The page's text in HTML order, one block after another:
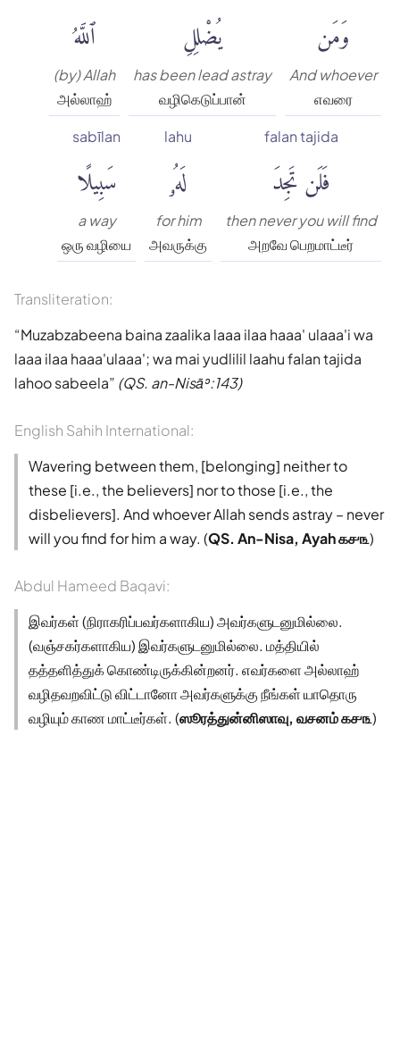
وَمَن
And whoever
எவரை
يُضْلِلِ
has been lead astray
வழிகெடுப்பான்
ٱللَّهُ
(by) Allah
அல்லாஹ்
falan tajida
فَلَن تَجِدَ
then never you will find
அறவே பெறமாட்டீர்
lahu
لَهُۥ
for him
அவருக்கு
sabīlan
سَبِيلًا
a way
ஒரு வழியை
Transliteration:
Muzabzabeena baina zaalika laaa ilaa haaa' ulaaa'i wa
laaa ilaa haaa'ulaaa'; wa mai yudlilil laahu falan tajida
lahoo sabeela (QS. an-Nisāʾ:143)
English Sahih International:
Wavering between them, [belonging] neither to
these [i.e., the believers] nor to those [i.e., the
disbelievers]. And whoever Allah sends astray – never
will you find for him a way. (QS. An-Nisa, Ayah ௧௪௩)
Abdul Hameed Baqavi:
இவர்கள் (நிராகரிப்பவர்களாகிய) அவர்களுடனுமில்லை.
(வஞ்சகர்களாகிய) இவர்களுடனுமில்லை. மத்தியில்
தத்தளித்துக் கொண்டிருக்கின்றனர். எவர்களை அல்லாஹ்
வழிதவறவிட்டு விட்டானோ அவர்களுக்கு நீங்கள் யாதொரு
வழியும் காண மாட்டீர்கள். (ஸூரத்துன்னிஸாவு, வசனம் ௧௪௩)